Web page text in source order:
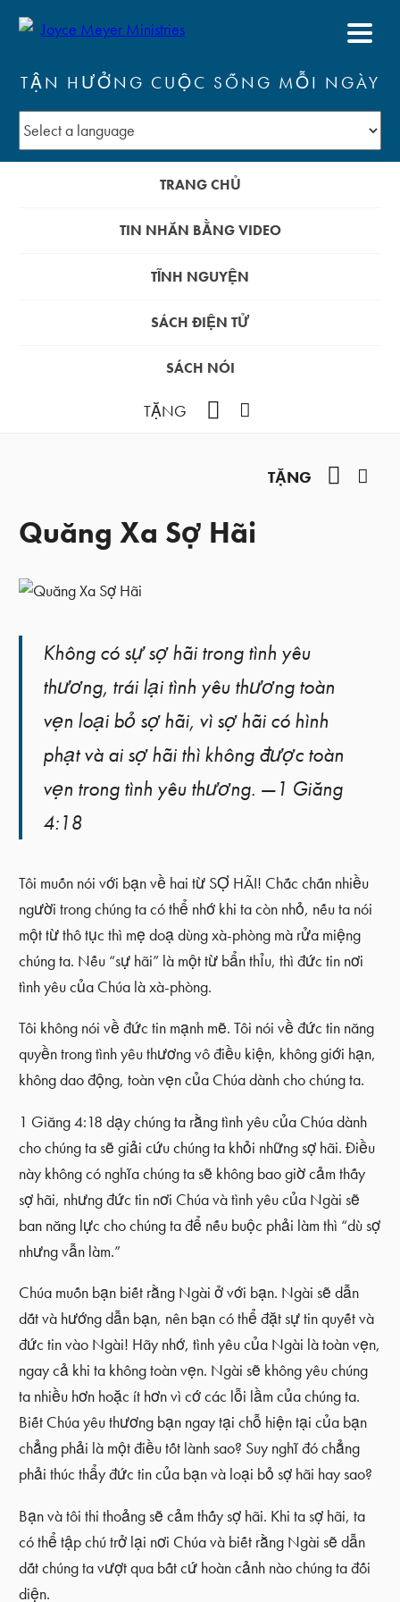
TẬN HƯỞNG CUỘC SỐNG MỖI NGÀY
TRANG CHỦ
TIN NHẮN BẰNG VIDEO
TĨNH NGUYỆN
SÁCH ĐIỆN TỬ
SÁCH NÓI
TẶNG YouTube
TẶNG
Quăng Xa Sợ Hãi
Không có sự sợ hãi trong tình yêu
thương, trái lại tình yêu thương toàn
vẹn loại bỏ sợ hãi, vì sợ hãi có hình
phạt và ai sợ hãi thì không được toàn
vẹn trong tình yêu thương. —1 Giăng
4:18
Tôi muốn nói với bạn về hai từ SỢ HÃI! Chắc chắn nhiều
người trong chúng ta có thể nhớ khi ta còn nhỏ, nếu ta nói
một từ thô tục thì mẹ doạ dùng xà-phòng mà rửa miệng
chúng ta. Nếu “sự hãi” là một từ bẩn thỉu, thì đức tin nơi
tình yêu của Chúa là xà-phòng.
Tôi không nói về đức tin mạnh mẽ. Tôi nói về đức tin năng
quyền trong tình yêu thương vô điều kiện, không giới hạn,
không dao động, toàn vẹn của Chúa dành cho chúng ta.
1 Giăng 4:18 dạy chúng ta rằng tình yêu của Chúa dành
cho chúng ta sẽ giải cứu chúng ta khỏi những sợ hãi. Điều
này không có nghĩa chúng ta sẽ không bao giờ cảm thấy
sợ hãi, nhưng đức tin nơi Chúa và tình yêu của Ngài sẽ
ban năng lực cho chúng ta để nếu buộc phải làm thì “dù sợ
nhưng vẫn làm.”
Chúa muốn bạn biết rằng Ngài ở với bạn. Ngài sẽ dẫn
dắt và hướng dẫn bạn, nên bạn có thể đặt sự tin quyết và
đức tin vào Ngài! Hãy nhớ, tình yêu của Ngài là toàn vẹn,
ngay cả khi ta không toàn vẹn. Ngài sẽ không yêu chúng
ta nhiều hơn hoặc ít hơn vì cớ các lỗi lầm của chúng ta.
Biết Chúa yêu thương bạn ngay tại chỗ hiện tại của bạn
chẳng phải là một điều tốt lành sao? Suy nghĩ đó chẳng
phải thúc thẩy đức tin của bạn và loại bỏ sợ hãi hay sao?
Bạn và tôi thi thoảng sẽ cảm thấy sợ hãi. Khi ta sợ hãi, ta
có thể tập chú trở lại nơi Chúa và biết rằng Ngài sẽ dẫn
dắt chúng ta vượt qua bất cứ hoàn cảnh nào chúng ta đối
diện.